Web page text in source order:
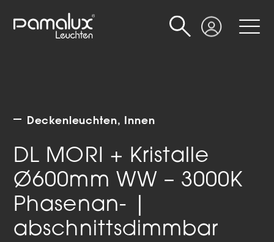
Login
Suche
Deckenleuchten Innen
DL MORI + Kristalle
Ø600mm WW – 3000K
Phasenan- |
abschnittsdimmbar